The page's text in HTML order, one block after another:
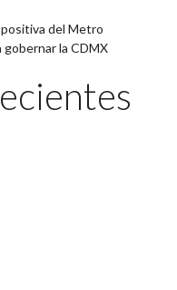
del Metro
la CDMX